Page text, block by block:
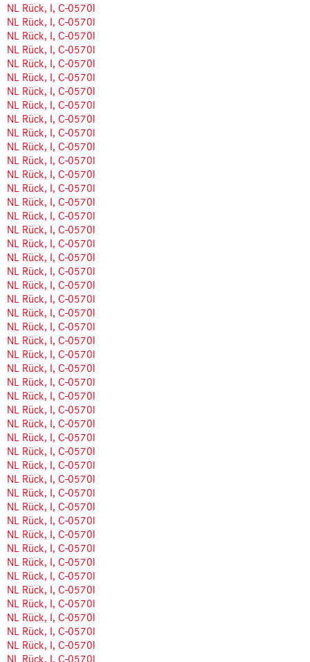
NL Rück, I, C-0570l
NL Rück, I, C-0570l
NL Rück, I, C-0570l
NL Rück, I, C-0570l
NL Rück, I, C-0570l
NL Rück, I, C-0570l
NL Rück, I, C-0570l
NL Rück, I, C-0570l
NL Rück, I, C-0570l
NL Rück, I, C-0570l
NL Rück, I, C-0570l
NL Rück, I, C-0570l
NL Rück, I, C-0570l
NL Rück, I, C-0570l
NL Rück, I, C-0570l
NL Rück, I, C-0570l
NL Rück, I, C-0570l
NL Rück, I, C-0570l
NL Rück, I, C-0570l
NL Rück, I, C-0570l
NL Rück, I, C-0570l
NL Rück, I, C-0570l
NL Rück, I, C-0570l
NL Rück, I, C-0570l
NL Rück, I, C-0570l
NL Rück, I, C-0570l
NL Rück, I, C-0570l
NL Rück, I, C-0570l
NL Rück, I, C-0570l
NL Rück, I, C-0570l
NL Rück, I, C-0570l
NL Rück, I, C-0570l
NL Rück, I, C-0570l
NL Rück, I, C-0570l
NL Rück, I, C-0570l
NL Rück, I, C-0570l
NL Rück, I, C-0570l
NL Rück, I, C-0570l
NL Rück, I, C-0570l
NL Rück, I, C-0570l
NL Rück, I, C-0570l
NL Rück, I, C-0570l
NL Rück, I, C-0570l
NL Rück, I, C-0570l
NL Rück, I, C-0570l
NL Rück, I, C-0570l
NL Rück, I, C-0570l
NL Rück, I, C-0570l